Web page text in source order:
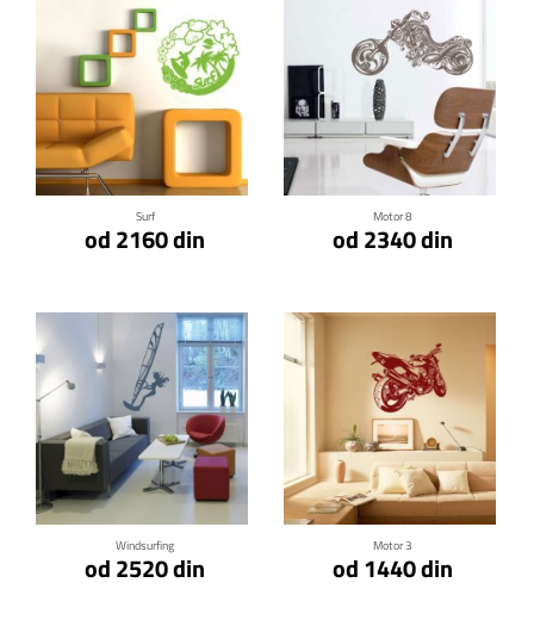
Surf
od 2160 din
Klikni za detalje
Motor 8
od 2340 din
Klikni za detalje
Windsurfing
od 2520 din
Klikni za detalje
Motor 3
od 1440 din
Klikni za detalje